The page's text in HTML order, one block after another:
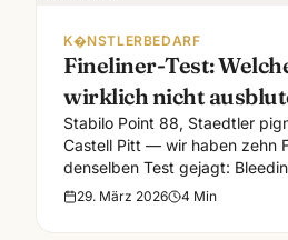
K�NSTLERBEDARF
Fineliner-Test:
wirklich nicht
Stabilo Point 88, Staedtler
Castell Pitt — wir haben zehn
denselben Test gejagt:
Lichtbeständigkeit,
29. März 2026 4 Min